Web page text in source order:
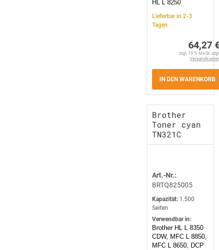
HL L 8250
Lieferbar in 2-3
Tagen
64,27
zzgl. 19 % MwSt.
IN DEN WARENKORB
Brother
Toner cyan
TN321C
Art.-Nr.:
BRTQ825005
Kapazität: 1.500
Seiten
Verwendbar in:
Brother HL L 8350
CDW, MFC L 8850,
MFC L 8650, DCP